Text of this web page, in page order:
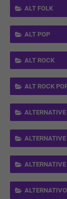
ALT FOLK
ALT POP
ALT ROCK
ALT ROCK
ALTERNATIVE
ALTERNATIVO